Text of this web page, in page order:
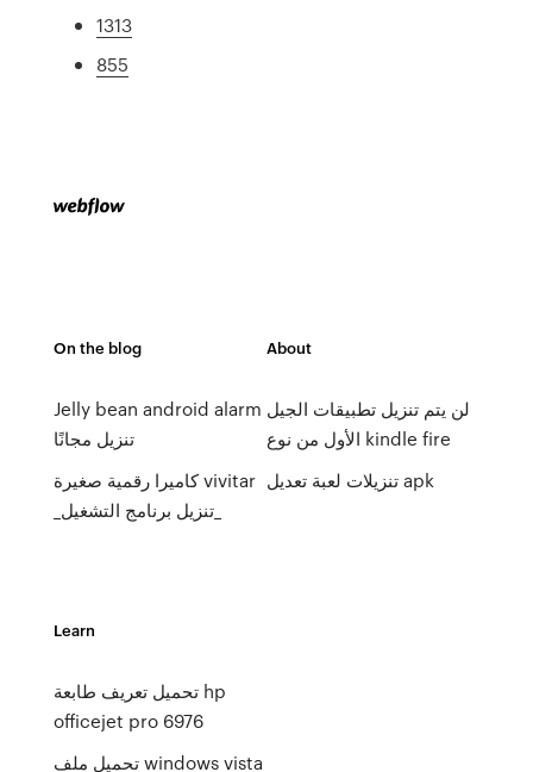
1313
855
On the blog
Jelly bean android alarm
تنزيل مجانًا
كاميرا رقمية صغيرة vivitar
_تنزيل برنامج التشغيل_
About
لن يتم تنزيل تطبيقات الجيل
الأول من نوع kindle fire
تنزيلات لعبة تعديل apk
Learn
تحميل تعريف طابعة hp
officejet pro 6976
تحميل ملف windows vista